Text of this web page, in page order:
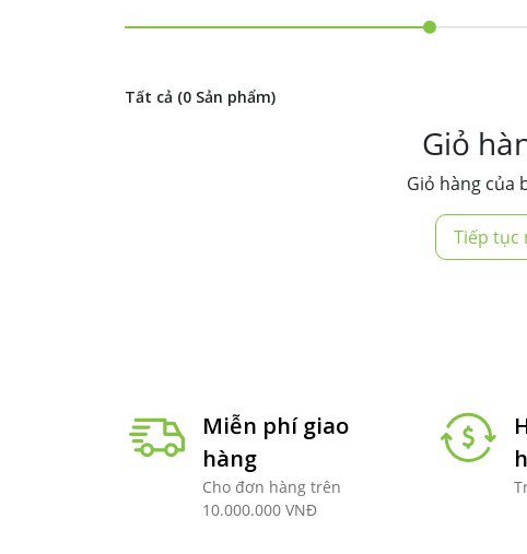
Tất cả (0 Sản phẩm)
Giỏ
Giỏ hàng của
Tiếp tục
Miễn phí giao
hàng
Cho đơn hàng trên
10.000.000 VNĐ